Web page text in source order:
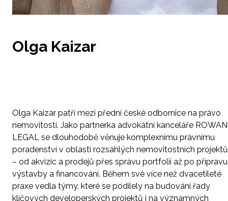
Olga Kaizar
Olga Kaizar patří mezi přední české odbornice na právo
nemovitostí. Jako partnerka advokátní kanceláře ROWAN
LEGAL se dlouhodobě věnuje komplexnímu právnímu
poradenství v oblasti rozsáhlých nemovitostních projektů
– od akvizic a prodejů přes správu portfolií až po přípravu
výstavby a financování. Během své více než dvacetileté
praxe vedla týmy, které se podílely na budování řady
klíčových developerských projektů i na významných